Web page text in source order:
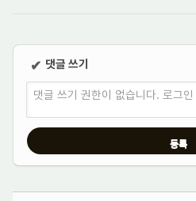
✔ 댓글 쓰기
댓글 쓰기 권한이 없습니다. 로그